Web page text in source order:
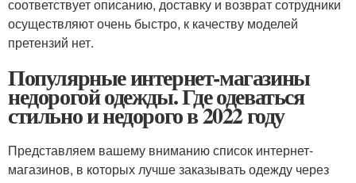
соответствует описанию, доставку и возврат сотрудники
осуществляют очень быстро, к качеству моделей
претензий нет.
Популярные интернет-магазины
недорогой одежды. Где одеваться
стильно и недорого в 2022 году
Представляем вашему вниманию список интернет-
магазинов, в которых лучше заказывать одежду через